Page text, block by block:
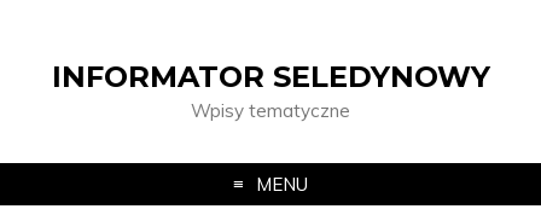
INFORMATOR SELEDYNOWY
Wpisy tematyczne
MENU